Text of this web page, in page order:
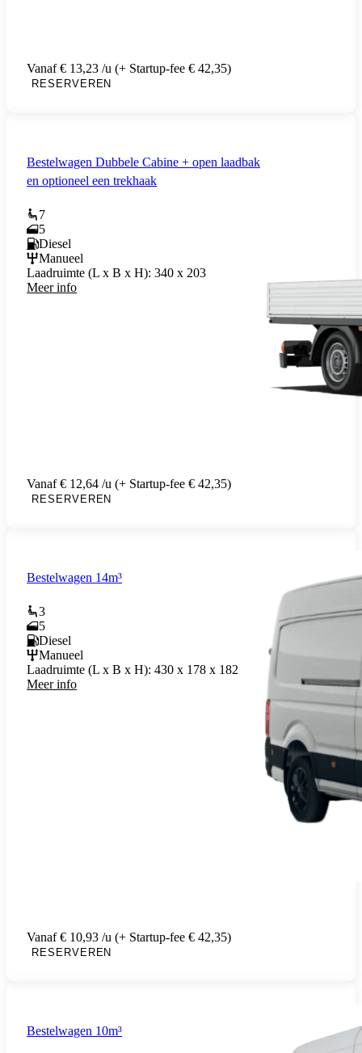
Vanaf € 13,23 /u (+ Startup-fee € 42,35)
RESERVEREN
Bestelwagen Dubbele Cabine + open laadbak
en optioneel een trekhaak
7
5
Diesel
Manueel
Laadruimte (L x B x H):340 x 203
Meer info
Vanaf € 12,64 /u (+ Startup-fee € 42,35)
RESERVEREN
Bestelwagen 14m³
3
5
Diesel
Manueel
Laadruimte (L x B x H):430 x 178 x 182
Meer info
Vanaf € 10,93 /u (+ Startup-fee € 42,35)
RESERVEREN
Bestelwagen 10m³